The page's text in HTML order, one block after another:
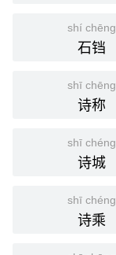
shí chēng
石铛
shī chēng
诗称
shī chéng
诗城
shī chéng
诗乘